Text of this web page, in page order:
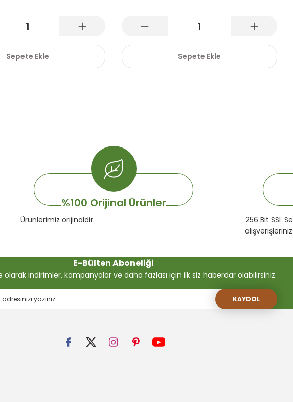
Sepete Ekle Sepete Ekle
%100 Orijinal Ürünler
Ürünlerimiz orijinaldir.
256 Bit SSL
E-Bülten Aboneliği
olarak indirimler, kampanyalar ve daha fazlası için ilk siz haberdar olabilirsiniz.
KAYDOL